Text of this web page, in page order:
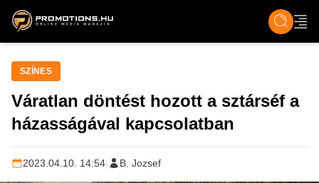
ZENE, FILM & KULT ÉLET TECH &
SZÍNES
Váratlan döntést hozott a sztárséf a
házasságával kapcsolatban
2023.04.10. 14:54| B. Jozsef